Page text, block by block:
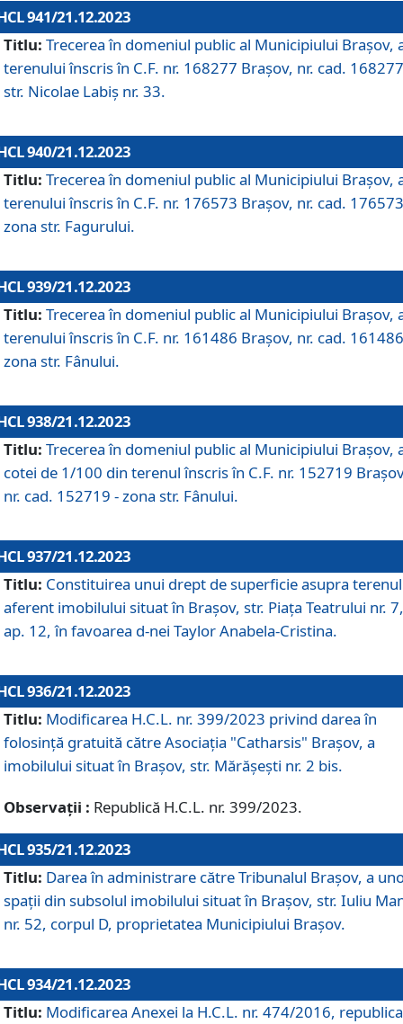
941/21.12.2023
Titlu: Trecerea în domeniul public al Municipiului Braşov,
terenului înscris în C.F. nr. 168277 Brașov, nr. cad.
str. Nicolae Labiș nr. 33.
940/21.12.2023
Titlu: Trecerea în domeniul public al Municipiului Braşov,
terenului înscris în C.F. nr. 176573 Brașov, nr. cad.
zona str. Fagurului.
939/21.12.2023
Titlu: Trecerea în domeniul public al Municipiului Braşov,
terenului înscris în C.F. nr. 161486 Brașov, nr. cad.
zona str. Fânului.
938/21.12.2023
Titlu: Trecerea în domeniul public al Municipiului Braşov,
cotei de 1/100 din terenul înscris în C.F. nr. 152719
nr. cad. 152719 - zona str. Fânului.
937/21.12.2023
Titlu: Constituirea unui drept de superficie asupra
aferent imobilului situat în Brașov, str. Piața Teatrului nr. 7,
ap. 12, în favoarea d-nei Taylor Anabela-Cristina.
936/21.12.2023
Titlu: Modificarea H.C.L. nr. 399/2023 privind darea în
folosinţă gratuită către Asociaţia "Catharsis" Brașov, a
imobilului situat în Braşov, str. Mărăşeşti nr. 2 bis.
Observații : Republică H.C.L. nr. 399/2023.
935/21.12.2023
Titlu: Darea în administrare către Tribunalul Brașov, a
spații din subsolul imobilului situat în Brașov, str. Iuliu
nr. 52, corpul D, proprietatea Municipiului Brașov.
934/21.12.2023
Titlu: Modificarea Anexei la H.C.L. nr. 474/2016,